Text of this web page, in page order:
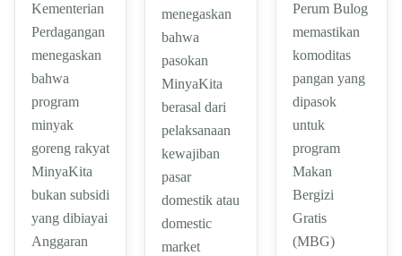
Kementerian
Perdagangan
menegaskan
bahwa
program
minyak
goreng rakyat
MinyaKita
bukan subsidi
yang dibiayai
Anggaran
menegaskan
bahwa
pasokan
MinyaKita
berasal dari
pelaksanaan
kewajiban
pasar
domestik atau
domestic
market
Perum Bulog
memastikan
komoditas
pangan yang
dipasok
untuk
program
Makan
Bergizi
Gratis
(MBG)